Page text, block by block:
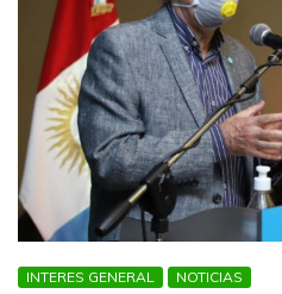
INTERES GENERAL NOTICIAS